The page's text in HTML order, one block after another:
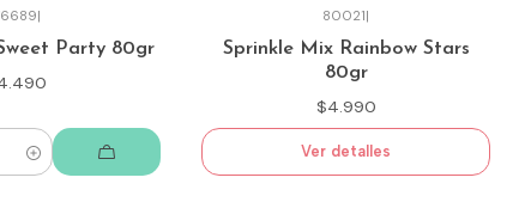
|
Party 80gr
80021|
Sprinkle Mix Rainbow Stars
80gr
$4.990
Ver detalles